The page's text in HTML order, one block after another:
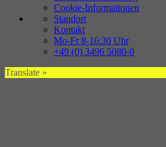
Cookie-Informationen
Standort
Kontakt
Mo-Fr 8-16:30 Uhr
+49 (0) 3496 5080-0
Translate »